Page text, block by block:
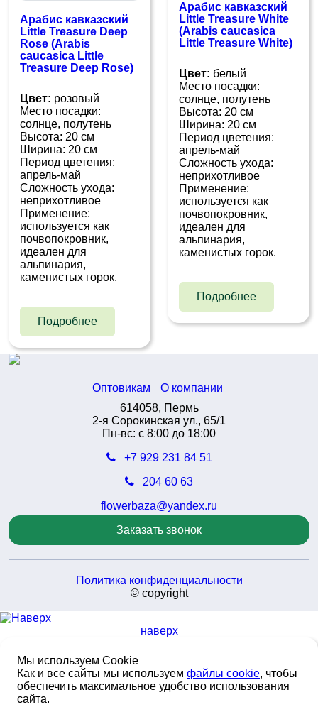
Арабис кавказский
Little Treasure Deep
Rose (Arabis
caucasica Little
Treasure Deep Rose)
Цвет: розовый
Место посадки:
солнце, полутень
Высота: 20 см
Ширина: 20 см
Период цветения:
апрель-май
Сложность ухода:
неприхотливое
Применение:
используется как
почвопокровник,
идеален для
альпинария,
каменистых горок.
Подробнее
Арабис кавказский
Little Treasure White
(Arabis caucasica
Little Treasure White)
Цвет: белый
Место посадки:
солнце, полутень
Высота: 20 см
Ширина: 20 см
Период цветения:
апрель-май
Сложность ухода:
неприхотливое
Применение:
используется как
почвопокровник,
идеален для
альпинария,
каменистых горок.
Подробнее
Оптовикам
О компании
614058, Пермь
2-я Сорокинская ул., 65/1
Пн-вс: с 8:00 до 18:00
+7 929 231 84 51
204 60 63
flowerbaza@yandex.ru
Заказать звонок
Политика конфиденциальности
© copyright
наверх
Мы используем Cookie
Как и все сайты мы используем файлы cookie, чтобы
обеспечить максимальное удобство использования
сайта.